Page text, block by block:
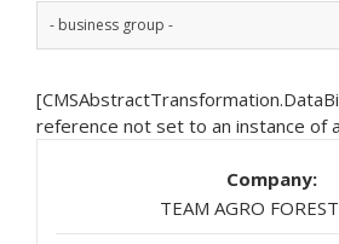
- business group -
reference not set to an instance of
TEAM AGRO